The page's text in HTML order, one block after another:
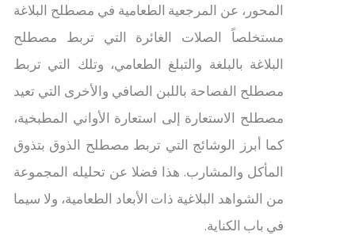
المحور، عن المرجعية الطعامية في مصطلح البلاغة
مستخلصاً الصلات الغائرة التي تربط مصطلح
البلاغة بالبلغة والتبلغ الطعامي، وتلك التي تربط
مصطلح الفصاحة باللبن الصافي والأخرى التي تعيد
مصطلح الاستعارة إلى استعارة الأواني المطبخية،
كما أبرز الوشائج التي تربط مصطلح الذوق بتذوق
المأكل والمشارب. هذا فضلا عن تحليله المجموعة
من الشواهد البلاغية ذات الأبعاد الطعامية، ولا سيما
في باب الكناية.